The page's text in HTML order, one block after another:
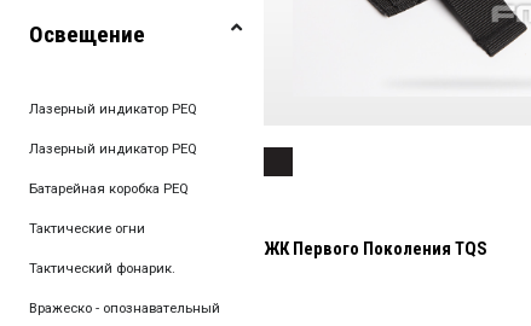
Освещение
Лазерный индикатор PEQ
Лазерный индикатор PEQ
Батарейная коробка PEQ
Тактические огни
Тактический фонарик.
Вражеско - опознавательный
ЖК Первого Поколения TQS